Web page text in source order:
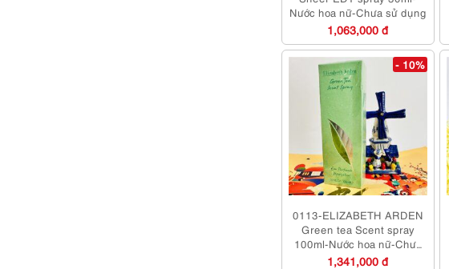
Nước hoa nữ-Chưa sử dụng
1,063,000 đ
- 10%
0113-ELIZABETH ARDEN
Green tea Scent spray
100ml-Nước hoa nữ-Chưa
sử dụng
1,341,000 đ